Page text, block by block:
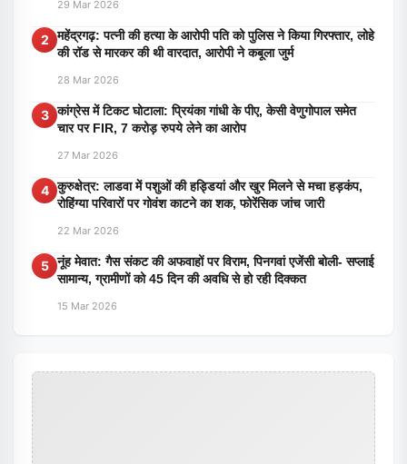
29 Mar 2026
2
महेंद्रगढ़: पत्नी की हत्या के आरोपी पति को पुलिस ने किया गिरफ्तार, लोहे
की रॉड से मारकर की थी वारदात, आरोपी ने कबूला जुर्म
28 Mar 2026
3 कांग्रेस में टिकट घोटाला: प्रियंका गांधी के पीए, केसी वेणुगोपाल समेत
चार पर FIR, 7 करोड़ रुपये लेने का आरोप
27 Mar 2026
4 कुरुक्षेत्र: लाडवा में पशुओं की हड्डियां और खुर मिलने से मचा हड़कंप,
रोहिंग्या परिवारों पर गोवंश काटने का शक, फोरेंसिक जांच जारी
22 Mar 2026
5 नूंह मेवात: गैस संकट की अफवाहों पर विराम, पिनगवां एजेंसी बोली- सप्लाई
सामान्य, ग्रामीणों को 45 दिन की अवधि से हो रही दिक्कत
15 Mar 2026